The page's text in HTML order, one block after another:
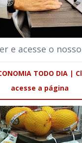
e acesse o
TODO DIA |
acesse a página